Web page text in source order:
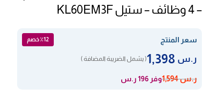
– 4 وظائف – ستيل KL60EM3F
سعر المنتج ٪12 خصم
ر.س ( يشمل الضريبة المضافة )
ر.س1,594 وفر 196 ر.س